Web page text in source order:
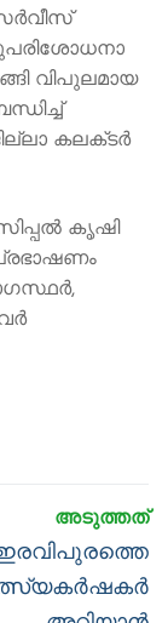
വിപുലമായ
കലക്‌ടർ
കൃഷി
post: